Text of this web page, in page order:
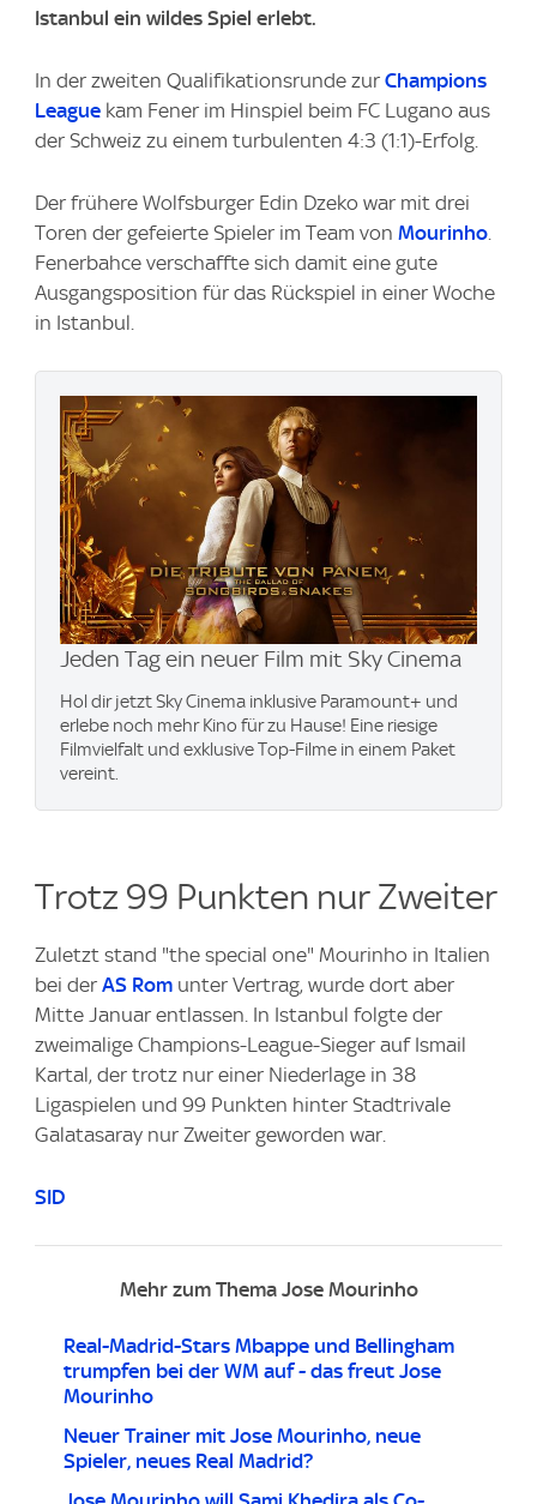
Istanbul ein wildes Spiel erlebt.
In der zweiten Qualifikationsrunde zur Champions
League kam Fener im Hinspiel beim FC Lugano aus
der Schweiz zu einem turbulenten 4:3 (1:1)-Erfolg.
Der frühere Wolfsburger Edin Dzeko war mit drei
Toren der gefeierte Spieler im Team von Mourinho.
Fenerbahce verschaffte sich damit eine gute
Ausgangsposition für das Rückspiel in einer Woche
in Istanbul.
Jeden Tag ein neuer Film mit Sky Cinema
Hol dir jetzt Sky Cinema inklusive Paramount+ und
erlebe noch mehr Kino für zu Hause! Eine riesige
Filmvielfalt und exklusive Top-Filme in einem Paket
vereint.
Trotz 99 Punkten nur Zweiter
Zuletzt stand "the special one" Mourinho in Italien
bei der AS Rom unter Vertrag, wurde dort aber
Mitte Januar entlassen. In Istanbul folgte der
zweimalige Champions-League-Sieger auf Ismail
Kartal, der trotz nur einer Niederlage in 38
Ligaspielen und 99 Punkten hinter Stadtrivale
Galatasaray nur Zweiter geworden war.
SID
Mehr zum Thema Jose Mourinho
Real-Madrid-Stars Mbappe und Bellingham
trumpfen bei der WM auf - das freut Jose
Mourinho
Neuer Trainer mit Jose Mourinho, neue
Spieler, neues Real Madrid?